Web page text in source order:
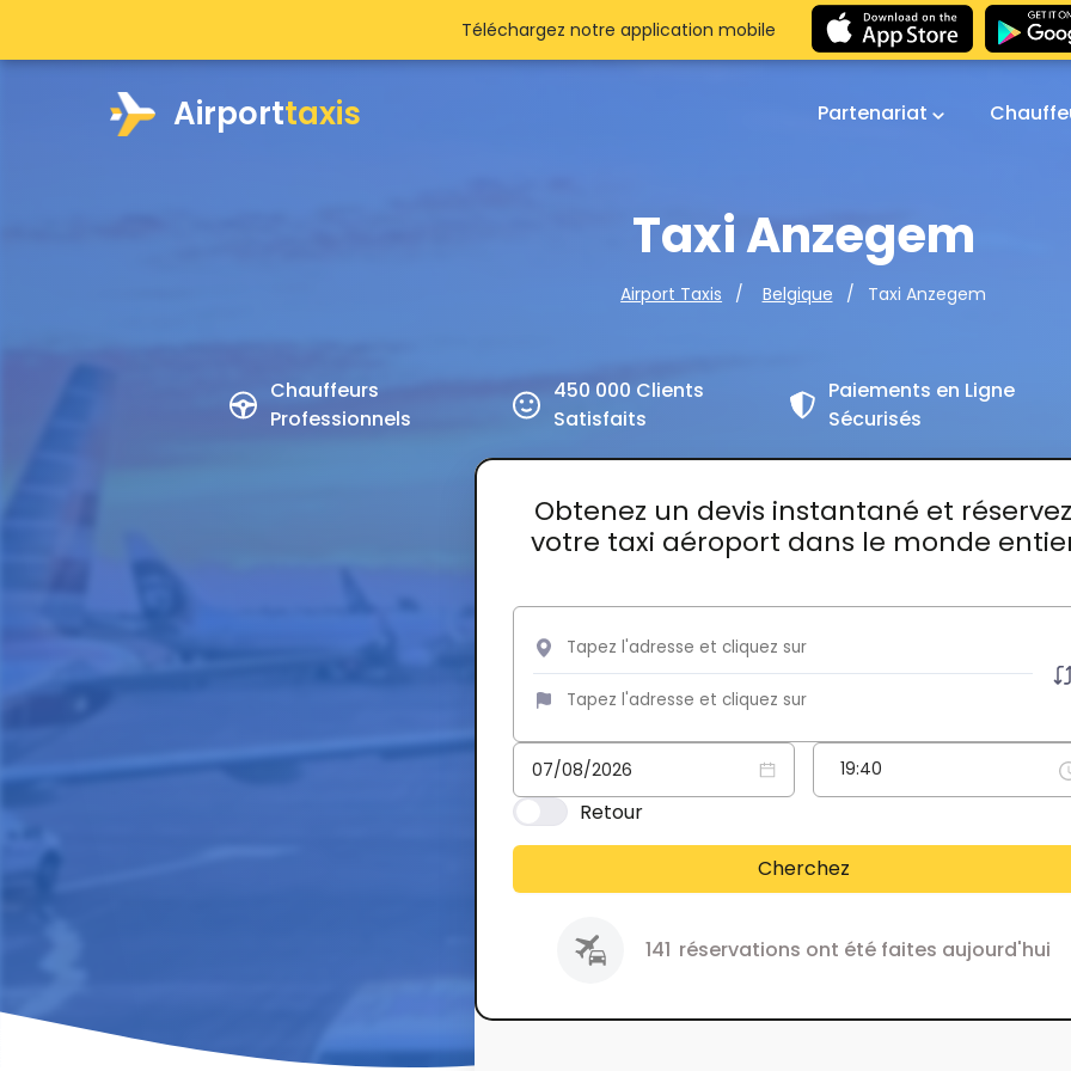
Airporttaxis Partenariat
Taxi Anzegem
Airport Taxis Belgique Taxi Anzegem
Chauffeurs
Professionnels
450 000 Clients
Satisfaits
Paiements en Ligne
Sécurisés
Obtenez un devis instantané et réservez
votre taxi aéroport dans le monde
Retour
Cherchez
141 réservations ont été faites aujourd'hui
Téléchargez notre application mobile